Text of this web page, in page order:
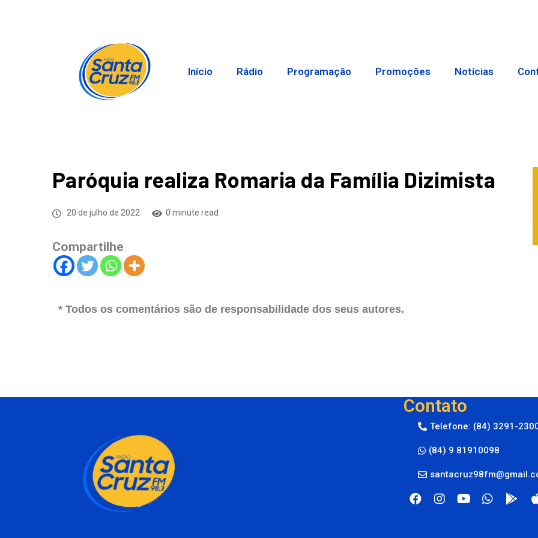
Início Rádio Programação Promoções Notícias
Paróquia realiza Romaria da Família Dizimista
20 de julho de 2022 0 minute read
Compartilhe
* Todos os comentários são de responsabilidade dos seus autores.
Contato
Telefone: (84) 3291-
(84) 9 81910098